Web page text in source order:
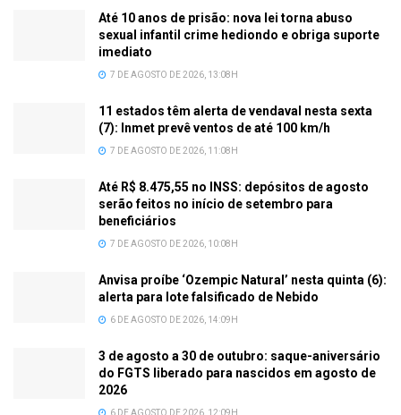
Até 10 anos de prisão: nova lei torna abuso
sexual infantil crime hediondo e obriga suporte
imediato
7 DE AGOSTO DE 2026, 13:08H
11 estados têm alerta de vendaval nesta sexta
(7): Inmet prevê ventos de até 100 km/h
7 DE AGOSTO DE 2026, 11:08H
Até R$ 8.475,55 no INSS: depósitos de agosto
serão feitos no início de setembro para
beneficiários
7 DE AGOSTO DE 2026, 10:08H
Anvisa proíbe ‘Ozempic Natural’ nesta quinta (6):
alerta para lote falsificado de Nebido
6 DE AGOSTO DE 2026, 14:09H
3 de agosto a 30 de outubro: saque-aniversário
do FGTS liberado para nascidos em agosto de
2026
6 DE AGOSTO DE 2026, 12:09H